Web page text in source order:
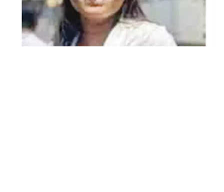
December 27, 2025